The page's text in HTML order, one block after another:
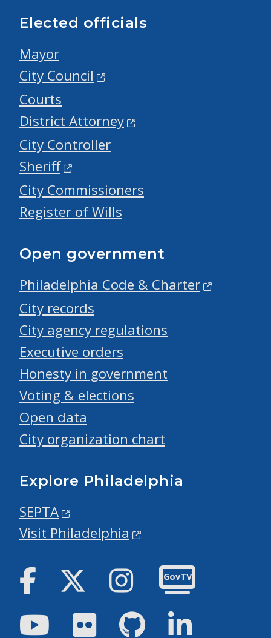
Elected officials
Mayor
City Council
Courts
District Attorney
City Controller
Sheriff
City Commissioners
Register of Wills
Open government
Philadelphia Code & Charter
City records
City agency regulations
Executive orders
Honesty in government
Voting & elections
Open data
City organization chart
Explore Philadelphia
SEPTA
Visit Philadelphia
Facebook Twitter Instagram
GovTV
YoutubeFlickr GitHub